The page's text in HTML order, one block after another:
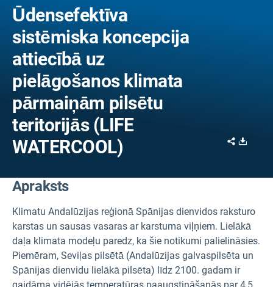
Ūdensefektīva
sistēmiska koncepcija
attiecībā uz
pielāgošanos klimata
pārmaiņām pilsētu
teritorijās (LIFE
WATERCOOL)
Share
Apraksts
Klimatu Andalūzijas reģionā Spānijas dienvidos raksturo
karstas un sausas vasaras ar karstuma viļņiem. Lielākā
daļa klimata modeļu paredz, ka šie notikumi palielināsies.
Piemēram, Seviļas pilsētā (Andalūzijas galvaspilsēta un
Spānijas dienvidu lielākā pilsēta) līdz 2100. gadam ir